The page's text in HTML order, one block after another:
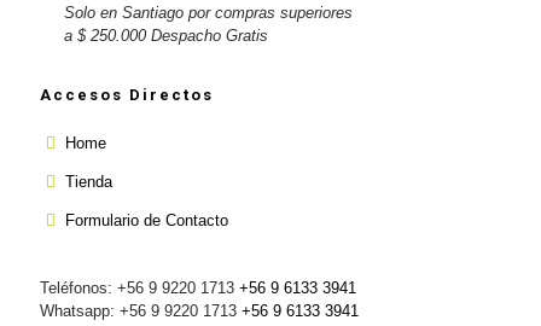
Solo en Santiago por compras superiores
a $ 250.000 Despacho Gratis
Accesos Directos
Home
Tienda
Formulario de Contacto
Teléfonos: +56 9 9220 1713 +56 9 6133 3941
Whatsapp: +56 9 9220 1713 +56 9 6133 3941